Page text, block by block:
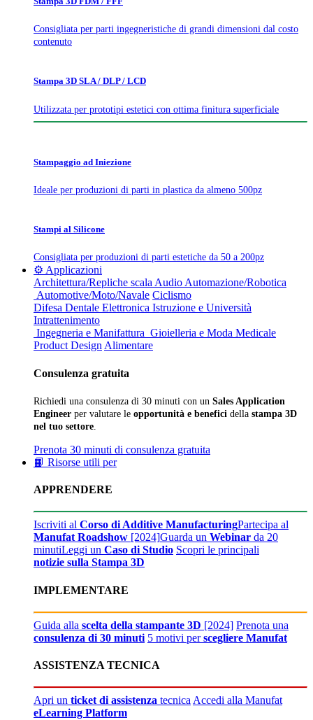
Consigliata per parti ingegneristiche di grandi dimensioni dal costo
contenuto
Stampa 3D SLA / DLP / LCD
Utilizzata per prototipi estetici con ottima finitura superficiale
Stampaggio ad Iniezione
Ideale per produzioni di parti in plastica da almeno 500pz
Stampi al Silicone
Consigliata per produzioni di parti estetiche da 50 a 200pz
⚙️ Applicazioni
Architettura/Repliche scala Audio Automazione/Robotica
Automotive/Moto/Navale Ciclismo
Difesa Dentale Elettronica Istruzione e Università
Intrattenimento
Ingegneria e Manifattura Gioielleria e Moda Medicale
Product Design Alimentare
Consulenza gratuita
Richiedi una consulenza di 30 minuti con un Sales Application
Engineer per valutare le opportunità e benefici della stampa 3D
nel tuo settore
Prenota 30 minuti di consulenza gratuita
📙 Risorse utili per
APPRENDERE
Iscriviti al Corso di Additive ManufacturingPartecipa al
Manufat Roadshow [2024]Guarda un Webinar da 20
minutiLeggi un Caso di Studio Scopri le principali
notizie sulla Stampa 3D
IMPLEMENTARE
Guida alla scelta della stampante 3D [2024] Prenota una
consulenza di 30 minuti 5 motivi perscegliere Manufat
ASSISTENZA TECNICA
Apri un ticket di assistenza tecnicaAccedi alla Manufat
eLearning Platform